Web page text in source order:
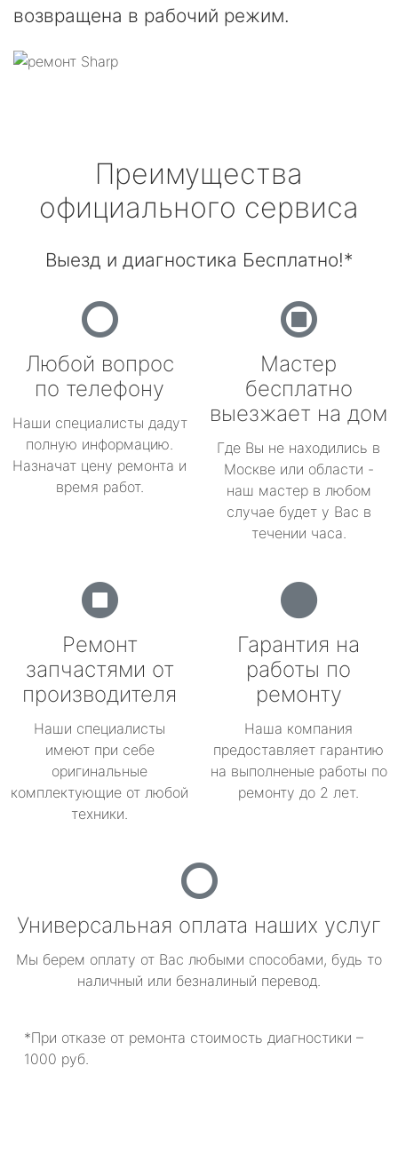
возвращена в рабочий режим.
Преимущества
официального сервиса
Выезд и диагностика Бесплатно!*
Любой вопрос
по телефону
Наши специалисты дадут
полную информацию.
Назначат цену ремонта и
время работ.
Мастер
бесплатно
выезжает на дом
Где Вы не находились в
Москве или области -
наш мастер в любом
случае будет у Вас в
течении часа.
Ремонт
запчастями от
производителя
Наши специалисты
имеют при себе
оригинальные
комплектующие от любой
техники.
Гарантия на
работы по
ремонту
Наша компания
предоставляет гарантию
на выполненые работы по
ремонту до 2 лет.
Универсальная оплата наших услуг
Мы берем оплату от Вас любыми способами, будь то
наличный или безналиный перевод.
*При отказе от ремонта стоимость диагностики –
1000 руб.